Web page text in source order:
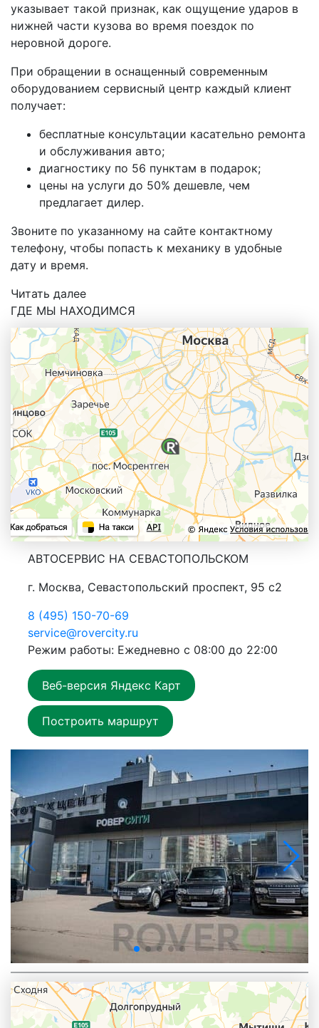
указывает такой признак, как ощущение ударов в
нижней части кузова во время поездок по
неровной дороге.
При обращении в оснащенный современным
оборудованием сервисный центр каждый клиент
получает:
бесплатные консультации касательно ремонта
и обслуживания авто;
диагностику по 56 пунктам в подарок;
цены на услуги до 50% дешевле, чем
предлагает дилер.
Звоните по указанному на сайте контактному
телефону, чтобы попасть к механику в удобные
дату и время.
Читать далее
ГДЕ МЫ НАХОДИМСЯ
АВТОСЕРВИС НА СЕВАСТОПОЛЬСКОМ
г. Москва, Севастопольский проспект, 95 с2
8 (495) 150-70-69
service@rovercity.ru
Режим работы: Ежедневно с 08:00 до 22:00
Веб-версия Яндекс Карт
Построить маршрут